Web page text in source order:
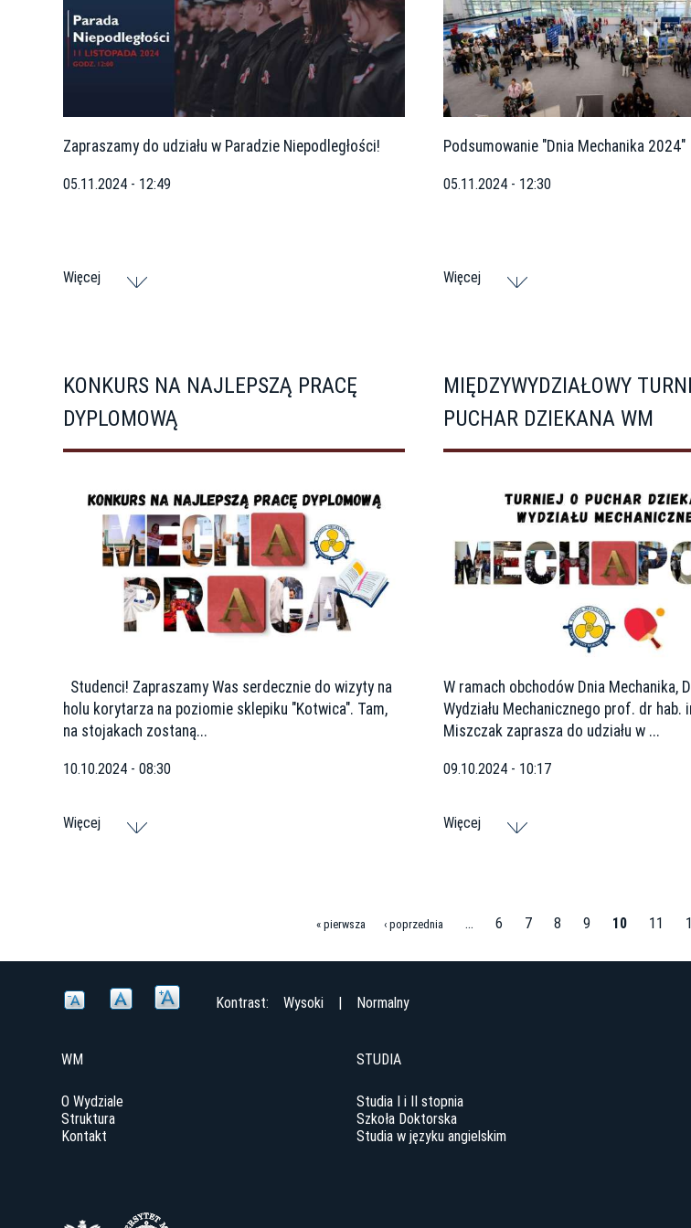
Zapraszamy do udziału w Paradzie Niepodległości!
05.11.2024 - 12:49
Więcej
Podsumowanie "Dnia Mechanika 2024"
05.11.2024 - 12:30
Więcej
KONKURS NA NAJLEPSZĄ PRACĘ
DYPLOMOWĄ
Studenci! Zapraszamy Was serdecznie do wizyty na
holu korytarza na poziomie sklepiku "Kotwica". Tam,
na stojakach zostaną...
10.10.2024 - 08:30
Więcej
MIĘDZYWYDZIAŁOWY
PUCHAR DZIEKANA WM
W ramach obchodów Dnia Mechanika,
Wydziału Mechanicznego prof. dr hab.
Miszczak zaprasza do udziału w ...
09.10.2024 - 10:17
Więcej
S
t
o
n
y
« pierwsza ‹ poprzednia … 6 7 8 9 10 11
Kontrast: Wysoki Normalny
WM
O Wydziale
Struktura
Kontakt
STUDIA
Studia I i II stopnia
Szkoła Doktorska
Studia w języku angielskim